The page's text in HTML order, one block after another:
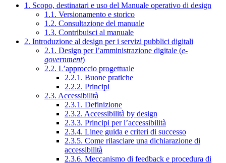
1. Scopo, destinatari e uso del Manuale operativo di design
1.1. Versionamento e storico
1.2. Consultazione del manuale
1.3. Contribuisci al manuale
2. Introduzione al design per i servizi pubblici digitali
2.1. Design per l’amministrazione digitale (e-
government)
2.2. L’approccio progettuale
2.2.1. Buone pratiche
2.2.2. Principi
2.3. Accessibilità
2.3.1. Definizione
2.3.2. Accessibilità by design
2.3.3. Principi per l’accessibilità
2.3.4. Linee guida e criteri di successo
2.3.5. Come rilasciare una dichiarazione di
accessibilità
2.3.6. Meccanismo di feedback e procedura di